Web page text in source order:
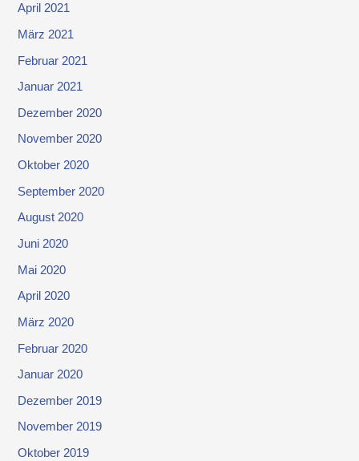
April 2021
März 2021
Februar 2021
Januar 2021
Dezember 2020
November 2020
Oktober 2020
September 2020
August 2020
Juni 2020
Mai 2020
April 2020
März 2020
Februar 2020
Januar 2020
Dezember 2019
November 2019
Oktober 2019